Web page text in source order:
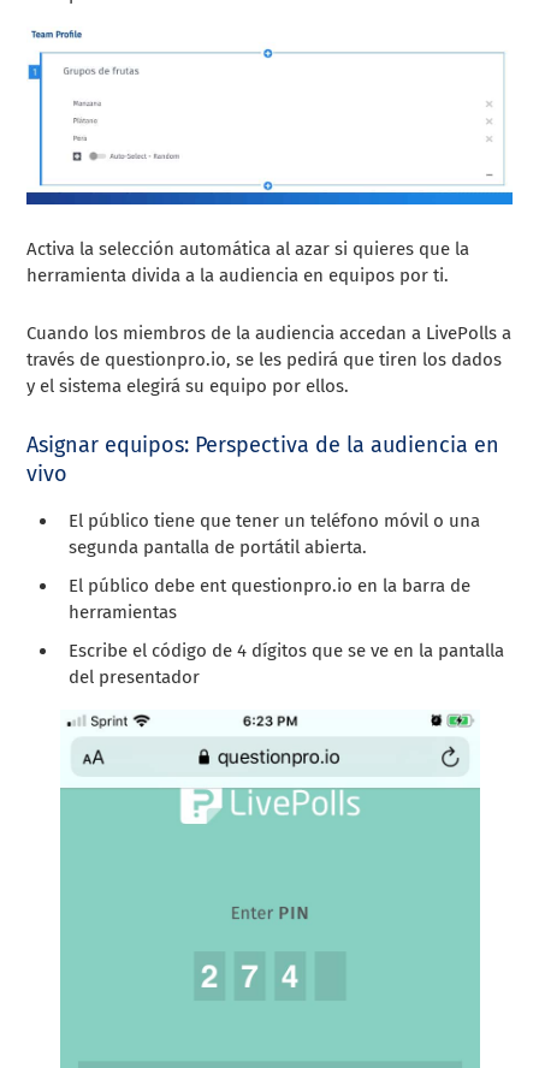
Activa la selección automática al azar si quieres que la
herramienta divida a la audiencia en equipos por ti.
Cuando los miembros de la audiencia accedan a LivePolls a
través de questionpro.io, se les pedirá que tiren los dados
y el sistema elegirá su equipo por ellos.
Asignar equipos: Perspectiva de la audiencia en
vivo
El público tiene que tener un teléfono móvil o una
segunda pantalla de portátil abierta.
El público debe ent questionpro.io en la barra de
herramientas
Escribe el código de 4 dígitos que se ve en la pantalla
del presentador